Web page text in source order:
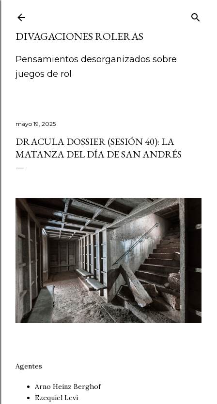
DIVAGACIONES ROLERAS
Pensamientos desorganizados sobre
juegos de rol
mayo 19, 2025
DRACULA DOSSIER (SESIÓN 40): LA
MATANZA DEL DÍA DE SAN ANDRÉS
Agentes
Arno Heinz Berghof
Ezequiel Levi